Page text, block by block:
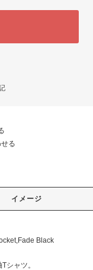
る
イメージ
Black
シャツ。